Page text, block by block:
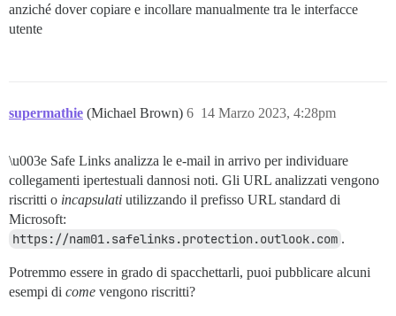
anziché dover copiare e incollare manualmente tra le interfacce
utente
supermathie (Michael Brown) 14 Marzo 2023, 4:28pm
6
\u003e Safe Links analizza le e-mail in arrivo per individuare
collegamenti ipertestuali dannosi noti. Gli URL analizzati vengono
riscritti o incapsulati utilizzando il prefisso URL standard di
Microsoft:
https://nam01.safelinks.protection.outlook.com .
Potremmo essere in grado di spacchettarli, puoi pubblicare alcuni
esempi di come vengono riscritti?